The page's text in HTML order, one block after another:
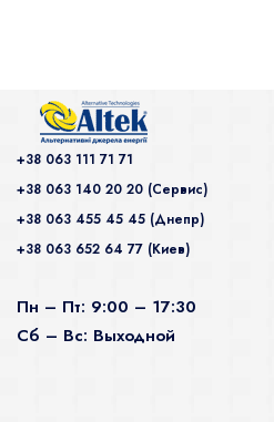
+38 063 111 71 71
+38 063 140 20 20 (Сервис)
+38 063 455 45 45 (Днепр)
+38 063 652 64 77 (Киев)
Пн – Пт: 9:00 – 17:30
Сб – Вс: Выходной